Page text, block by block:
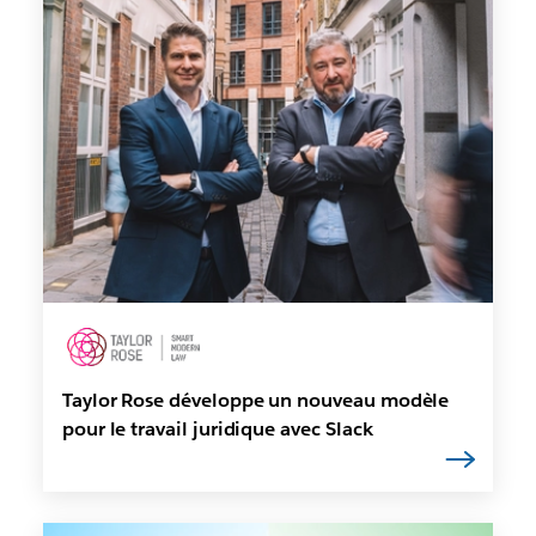
Taylor Rose développe un nouveau modèle
pour le travail juridique avec Slack